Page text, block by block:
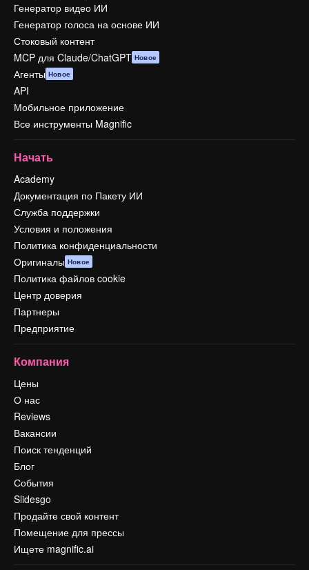
Генератор видео ИИ
Генератор голоса на основе ИИ
Стоковый контент
MCP для Claude/ChatGPT Новое
Агенты Новое
API
Мобильное приложение
Все инструменты Magnific
Начать
Academy
Документация по Пакету ИИ
Служба поддержки
Условия и положения
Политика конфиденциальности
Оригиналы Новое
Политика файлов cookie
Центр доверия
Партнеры
Предприятие
Компания
Цены
О нас
Reviews
Вакансии
Поиск тенденций
Блог
События
Slidesgo
Продайте свой контент
Помещение для прессы
Ищете magnific.ai